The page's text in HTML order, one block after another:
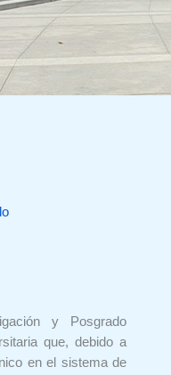
y Posgrado
que, debido a
en el sistema de